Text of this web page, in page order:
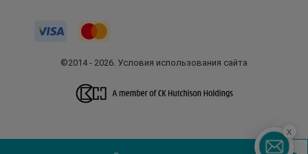
©2014 - 2026. Условия использования сайта
x